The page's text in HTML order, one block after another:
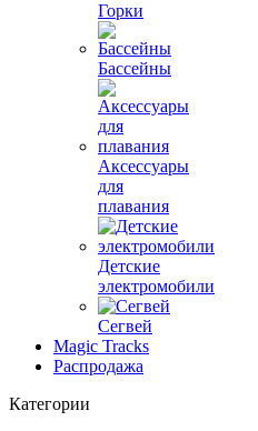
Горки
Бассейны
Аксессуары
для
плавания
Детские
электромобили
Сегвей
Magic Tracks
Распродажа
Категории